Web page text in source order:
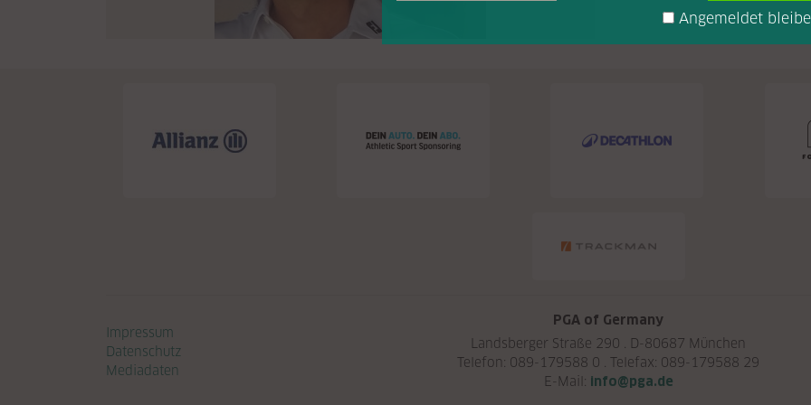
Angemeldet
Navigation überspringen
Impressum
Datenschutz
Mediadaten
PGA of Germany
Landsberger Straße 290 . D-80687 München
Telefon: 089-179588 0 . Telefax: 089-179588 29
E-Mail: info@pga.de